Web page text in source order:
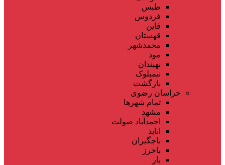
طبس
فردوس
قاین
قهستان
محمدشهر
مود
نهبندان
نیمبلوک
بازگشت
خراسان رضوی
تمام شهر‌ها
مشهد
احمدآباد صولت
انابد
باجگیران
باخرز
بار